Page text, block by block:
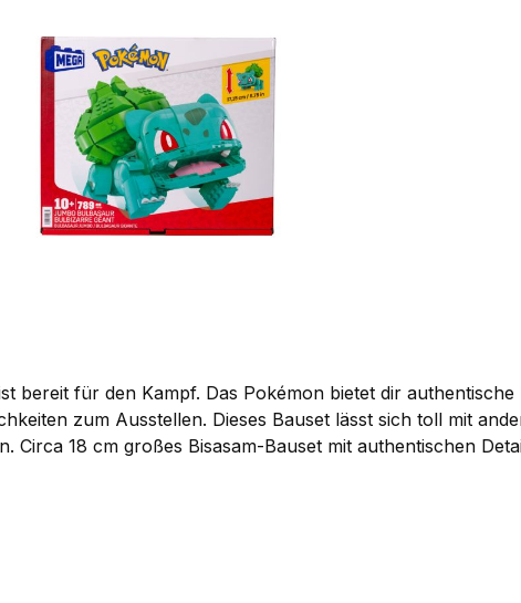
bereit für den Kampf. Das Pokémon bietet dir
zum Ausstellen. Dieses Bauset lässt sich toll mit
ist
von The Pokémon Company International